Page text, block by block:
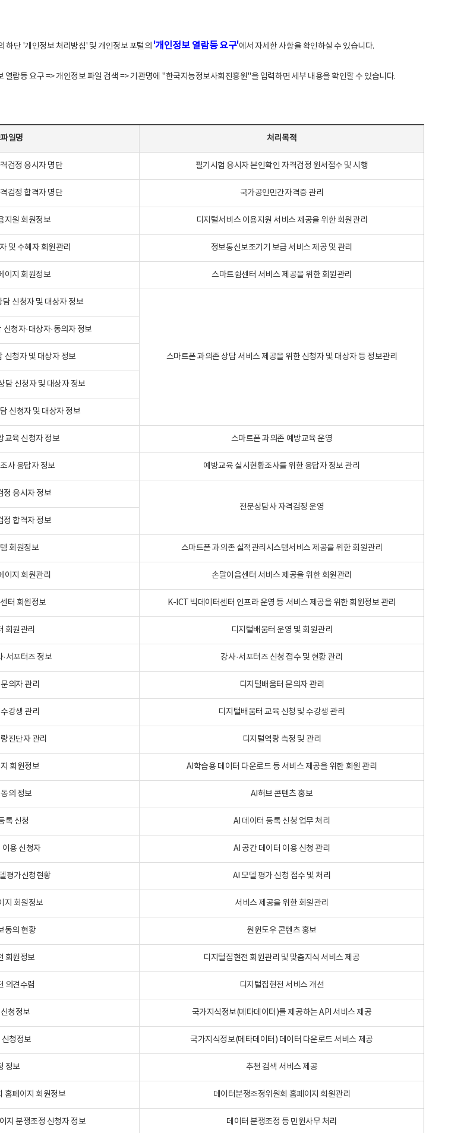
하단 '개인정보 처리방침' 및 개인정보 포털의 '개인정보 열람등 요구'에서 자세한 사항을 확인하실 수 있습니다.
등 요구 => 개인정보 파일 검색 => 기관명에 "한국지능정보사회진흥원"을 입력하면 세부 내용을 확인할 수 있습니다.
일명 처리목적
검정 응시자 명단 필기시험 응시자 본인확인 자격검정 원서접수 및 시행
검정 합격자 명단 국가공인민간자격증 관리
지원 회원정보 디지털서비스 이용지원 서비스 제공을 위한 회원관리
및 수혜자 회원관리 정보통신보조기기 보급 서비스 제공 및 관리
이지 회원정보 스마트쉼센터 서비스 제공을 위한 회원관리
신청자 및 대상자 정보
스마트폰 과의존 상담 서비스 제공을 위한 신청자 및 대상자 등 정보관리
청자·대상자·동의자 정보
신청자 및 대상자 정보
담 신청자 및 대상자 정보
신청자 및 대상자 정보
교육 신청자 정보 스마트폰 과의존 예방교육 운영
사 응답자 정보 예방교육 실시현황조사를 위한 응답자 정보 관리
정 응시자 정보
전문상담사 자격검정 운영
정 합격자 정보
회원정보 스마트폰 과의존 실적관리시스템서비스 제공을 위한 회원관리
이지 회원관리 손말이음센터 서비스 제공을 위한 회원관리
터 회원정보 K-ICT 빅데이터센터 인프라 운영 등 서비스 제공을 위한 회원정보 관리
회원관리 디지털배움터 운영 및 회원관리
·서포터즈 정보 강사·서포터즈 신청 접수 및 현황 관리
의자 관리 디지털배움터 문의자 관리
강생 관리 디지털배움터 교육 신청 및 수강생 관리
진단자 관리 디지털역량 측정 및 관리
회원정보 AI학습용 데이터 다운로드 등 서비스 제공을 위한 회원 관리
의 정보 AI허브 콘텐츠 홍보
록 신청 AI 데이터 등록 신청 업무 처리
용 신청자 AI 공간 데이터 이용 신청 관리
평가신청현황 AI 모델 평가 신청 접수 및 처리
지 회원정보 서비스 제공을 위한 회원관리
동의 현황 원윈도우 콘텐츠 홍보
회원정보 디지털집현전 회원관리 및 맞춤지식 서비스 제공
의견수렴 디지털집현전 서비스 개선
청정보 국가지식정보(메타데이터)를 제공하는 API 서비스 제공
청정보 국가지식정보(메타데이터) 데이터 다운로드 서비스 제공
정보 추천 검색 서비스 제공
홈페이지 회원정보 데이터분쟁조정위원회 홈페이지 회원관리
지 분쟁조정 신청자 정보 데이터 분쟁조정 등 민원사무 처리